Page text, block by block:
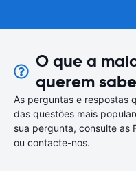
O que a
querem
As perguntas e respostas
das questões mais
sua pergunta, consulte as
ou contacte-nos.